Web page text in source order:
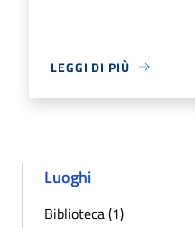
LEGGI DI PIÙ
Luoghi
Biblioteca (1)